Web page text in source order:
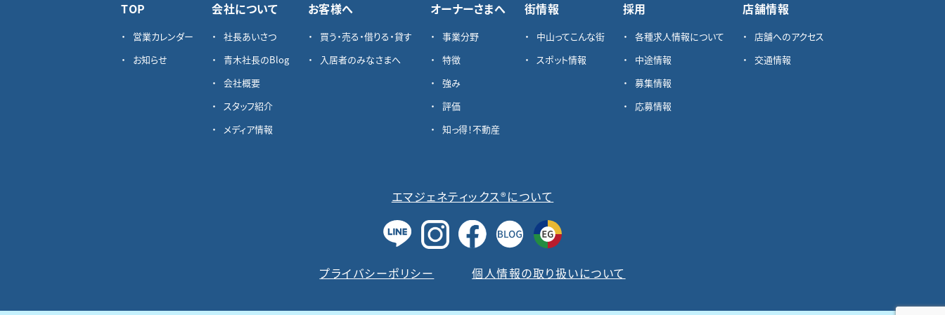
TOP
営業カレンダー
お知らせ
会社について
社長あいさつ
青木社長のBlog
会社概要
スタッフ紹介
メディア情報
お客様へ
買う・売る・借りる・貸す
入居者のみなさまへ
オーナーさまへ
事業分野
特徴
強み
評価
知っ得！不動産
街情報
中山ってこんな街
スポット情報
採用
各種求⼈情報について
中途情報
募集情報
応募情報
店舗情報
店舗へのアクセス
交通情報
エマジェネティックス®について
プライバシーポリシー 個人情報の取り扱いについて